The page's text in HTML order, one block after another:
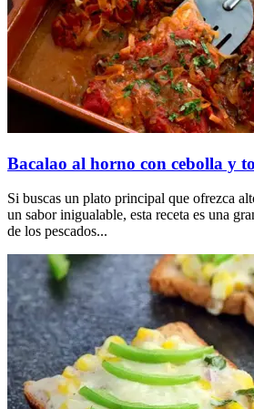
Bacalao al horno con cebolla y
Si buscas un plato principal que ofrezca
un sabor inigualable, esta receta es una
de los pescados...